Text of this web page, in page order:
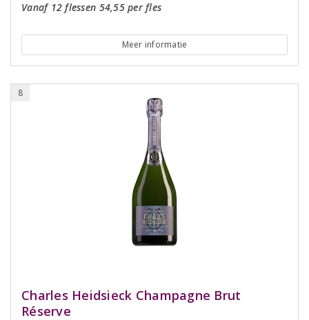
Vanaf 12 flessen 54,55 per fles
Meer informatie
8
Charles Heidsieck Champagne Brut
Réserve